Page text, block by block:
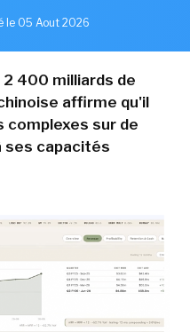
le 05 Aout 2026
400 milliards de
affirme qu'il
sur de
ses capacités